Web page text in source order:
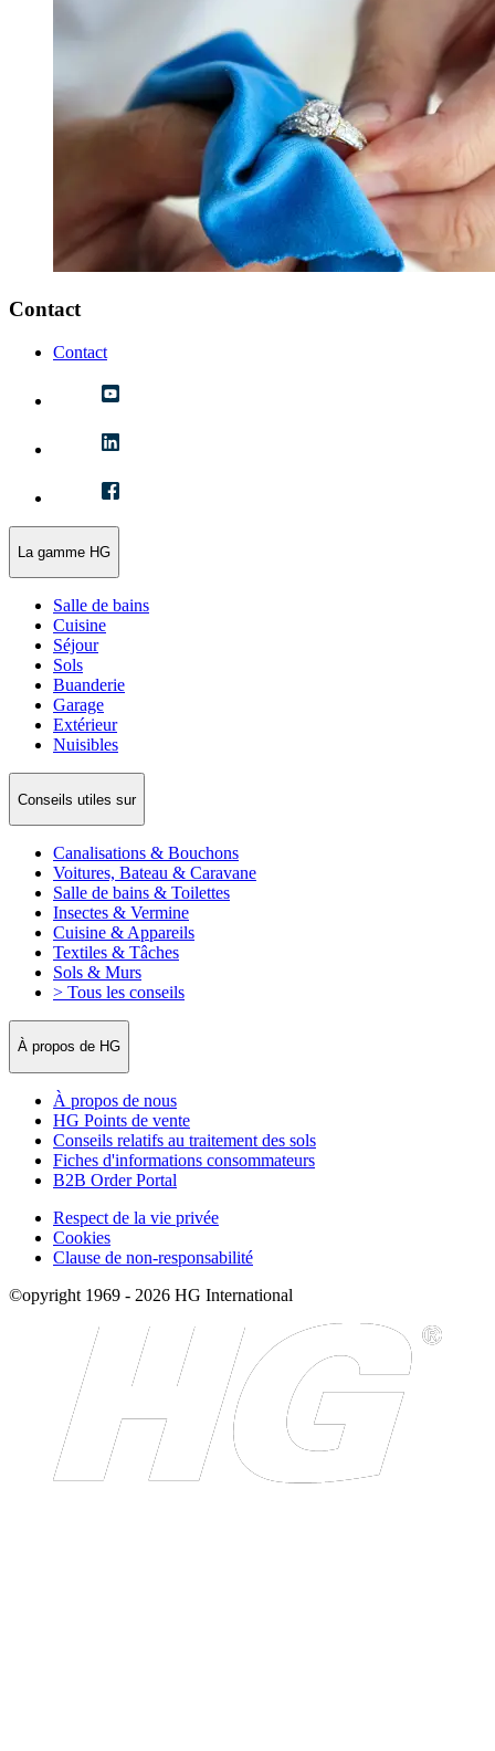
Contact
Contact
La gamme HG
Salle de bains
Cuisine
Séjour
Sols
Buanderie
Garage
Extérieur
Nuisibles
Conseils utiles sur
Canalisations & Bouchons
Voitures, Bateau & Caravane
Salle de bains & Toilettes
Insectes & Vermine
Cuisine & Appareils
Textiles & Tâches
Sols & Murs
> Tous les conseils
À propos de HG
À propos de nous
HG Points de vente
Conseils relatifs au traitement des sols
Fiches d'informations consommateurs
B2B Order Portal
Respect de la vie privée
Cookies
Clause de non-responsabilité
©opyright 1969 - 2026 HG International